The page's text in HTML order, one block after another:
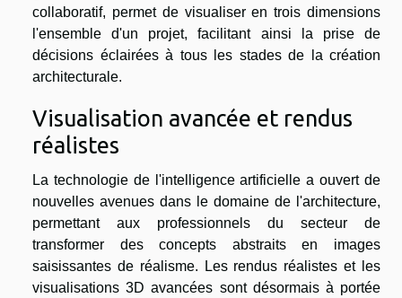
collaboratif, permet de visualiser en trois dimensions
l'ensemble d'un projet, facilitant ainsi la prise de
décisions éclairées à tous les stades de la création
architecturale.
Visualisation avancée et rendus
réalistes
La technologie de l'intelligence artificielle a ouvert de
nouvelles avenues dans le domaine de l'architecture,
permettant aux professionnels du secteur de
transformer des concepts abstraits en images
saisissantes de réalisme. Les rendus réalistes et les
visualisations 3D avancées sont désormais à portée